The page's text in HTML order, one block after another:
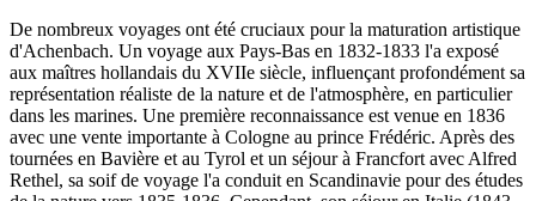
De nombreux voyages ont été cruciaux pour la maturation artistique
d'Achenbach. Un voyage aux Pays-Bas en 1832-1833 l'a exposé
aux maîtres hollandais du XVIIe siècle, influençant profondément sa
représentation réaliste de la nature et de l'atmosphère, en particulier
dans les marines. Une première reconnaissance est venue en 1836
avec une vente importante à Cologne au prince Frédéric. Après des
tournées en Bavière et au Tyrol et un séjour à Francfort avec Alfred
Rethel, sa soif de voyage l'a conduit en Scandinavie pour des études